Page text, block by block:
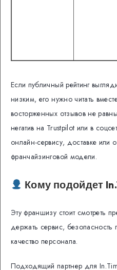
Если публичный рейтинг
низким, его нужно читать
восторженных отзывов не
негатив на Trustpilot или в
онлайн-сервису, доставке или
франчайзинговой модели.
Кому подойдет
Эту франшизу стоит смотреть
держать сервис, безопасность
качество персонала.
Подходящий партнер для